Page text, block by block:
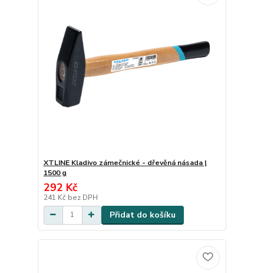
XTLINE Kladivo zámečnické - dřevěná násada |
1500 g
292 Kč
241 Kč bez DPH
Přidat do košíku